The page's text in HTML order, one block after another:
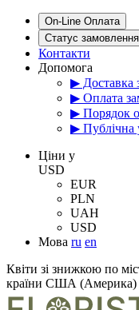
On-Line Оплата
Статус замовлення
Контакти
Допомога
▶ Доставка
▶ Оплата
▶ Порядок
▶ Публічна
Цiни у
USD
EUR
PLN
UAH
USD
Мова ru en
Квіти зі знижкою по
країни США (Америка)